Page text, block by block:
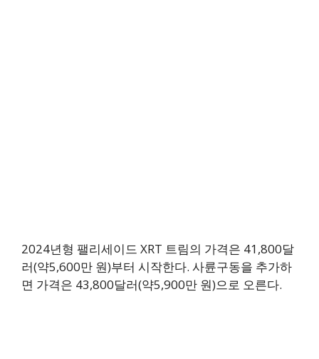
2024년형 팰리세이드 XRT 트림의 가격은 41,800달
러(약5,600만 원)부터 시작한다. 사륜구동을 추가하
면 가격은 43,800달러(약5,900만 원)으로 오른다.